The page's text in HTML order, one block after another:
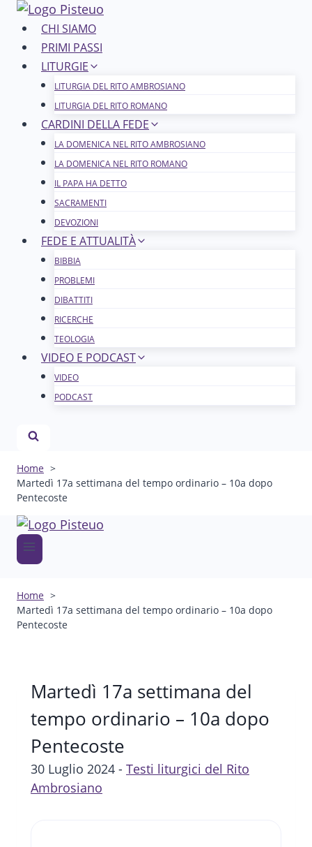
Salta
contenuto
CHI SIAMO
PRIMI PASSI
LITURGIE
LITURGIA DEL RITO AMBROSIANO
LITURGIA DEL RITO ROMANO
CARDINI DELLA FEDE
LA DOMENICA NEL R​​​​​​ITO AMBROSIANO
LA DOMENICA NEL RITO ROMANO
IL PAPA HA DETTO
SACRAMENTI
DEVOZIONI
FEDE E ATTUALITÀ
BIBBIA
PROBLEMI
DIBATTITI
RICERCHE
TEOLOGIA
VIDEO E PODCAST
VIDEO
PODCAST
Home
Martedì 17a settimana del tempo ordinario – 10a dopo
Pentecoste
Home
Martedì 17a settimana del tempo ordinario – 10a dopo
Pentecoste
Martedì 17a settimana del
tempo ordinario – 10a dopo
Pentecoste
30 Luglio 2024 - Testi liturgici del Rito
Ambrosiano